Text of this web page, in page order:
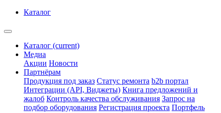
Каталог
Каталог (current)
Медиа
Акции Новости
Партнёрам
Продукция под заказ Статус ремонта b2b портал
Интеграции (API, Виджеты) Книга предложений и
жалоб Контроль качества обслуживания Запрос на
подбор оборудования Регистрация проекта Портфель